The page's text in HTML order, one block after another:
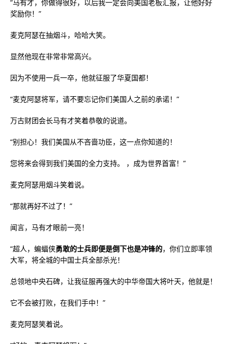
“马有才，你做得很好，以后我一定会向美国老板汇报，让他好好
奖励你！”
麦克阿瑟在抽烟斗，哈哈大笑。
显然他现在非常非常高兴。
因为不使用一兵一卒，他就征服了华夏国都！
“麦克阿瑟将军，请不要忘记你们美国人之前的承诺！”
万古财团会长马有才笑着恭敬的说道。
“别担心！我们美国从不吝啬功臣，这一点你知道的！
您将来会得到我们美国的全力支持。 ，成为世界首富！”
麦克阿瑟用烟斗笑着说。
“那就再好不过了！”
闻言，马有才眼前一亮！
“超人，蝙蝠侠勇敢的士兵即便是倒下也是冲锋的，你们立即率领
大军，将全城的中国士兵全部杀光！
总领地中央石碑，让我征服再强大的中华帝国大将叶天，他就是！
它不会被打败，在我们手中！”
麦克阿瑟笑着说。